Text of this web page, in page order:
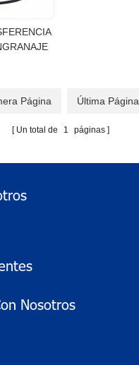
Página Última Página
Un total de 1 páginas
Nosotros